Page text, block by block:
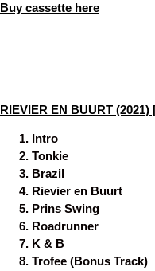
Buy cassette here
RIEVIER EN BUURT
Intro
Tonkie
Brazil
Rievier en Buurt
Prins Swing
Roadrunner
K & B
Trofee (Bonus Track)